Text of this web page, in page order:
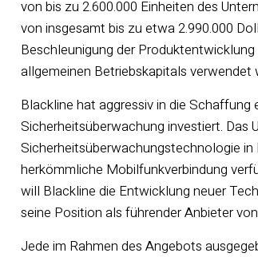
von bis zu 2.600.000 Einheiten des
von insgesamt bis zu etwa 2.990.000
Beschleunigung der
allgemeinen Betriebskapitals verwendet
Blackline hat aggressiv in die
Sicherheitsüberwachung investiert.
Sicherheitsüberwachungstechnologie in
herkömmliche Mobilfunkverbindung
will Blackline die Entwicklung neuer
seine Position als führender Anbieter
Jede im Rahmen des Angebots